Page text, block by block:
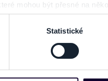
mohou být přesné na
pro konkrétní
nastavte si předvolby v
cookie.
stránkách. Tyto
Statistické